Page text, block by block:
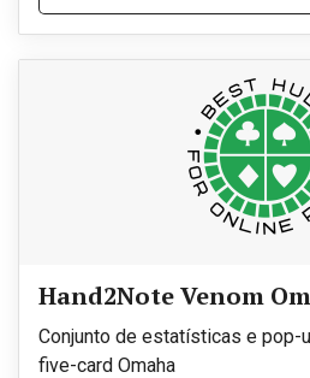
Hand2Note Venom
Conjunto de estatísticas e pop-
five-card Omaha